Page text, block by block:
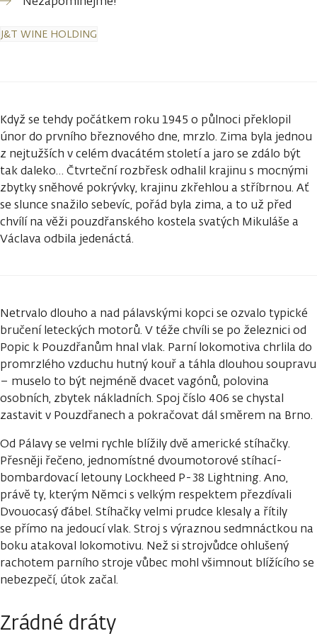
J&T WINE HOLDING
Když se tehdy počátkem roku 1945 o půlnoci překlopil
únor do prvního březnového dne, mrzlo. Zima byla jednou
z nejtužších v celém dvacátém století a jaro se zdálo být
tak daleko… Čtvrteční rozbřesk odhalil krajinu s mocnými
zbytky sněhové pokrývky, krajinu zkřehlou a stříbrnou. Ať
se slunce snažilo sebevíc, pořád byla zima, a to už před
chvílí na věži pouzdřanského kostela svatých Mikuláše a
Václava odbila jedenáctá.
Netrvalo dlouho a nad pálavskými kopci se ozvalo typické
bručení leteckých motorů. V téže chvíli se po železnici od
Popic k Pouzdřanům hnal vlak. Parní lokomotiva chrlila do
promrzlého vzduchu hutný kouř a táhla dlouhou soupravu
– muselo to být nejméně dvacet vagónů, polovina
osobních, zbytek nákladních. Spoj číslo 406 se chystal
zastavit v Pouzdřanech a pokračovat dál směrem na Brno.
Od Pálavy se velmi rychle blížily dvě americké stíhačky.
Přesněji řečeno, jednomístné dvoumotorové stíhací-
bombardovací letouny Lockheed P-38 Lightning. Ano,
právě ty, kterým Němci s velkým respektem přezdívali
Dvouocasý ďábel. Stíhačky velmi prudce klesaly a řítily
se přímo na jedoucí vlak. Stroj s výraznou sedmnáctkou na
boku atakoval lokomotivu. Než si strojvůdce ohlušený
rachotem parního stroje vůbec mohl všimnout blížícího se
nebezpečí, útok začal.
Zrádné dráty